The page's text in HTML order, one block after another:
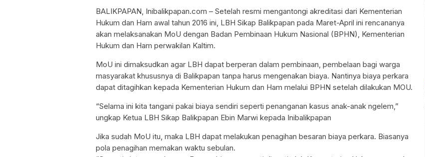
BALIKPAPAN, Inibalikpapan.com – Setelah resmi mengantongi akreditasi dari Kementerian
Hukum dan Ham awal tahun 2016 ini, LBH Sikap Balikpapan pada Maret-April ini rencananya
akan melaksanakan MoU dengan Badan Pembinaan Hukum Nasional (BPHN), Kementerian
Hukum dan Ham perwakilan Kaltim.
MoU ini dimaksudkan agar LBH dapat berperan dalam pembinaan, pembelaan bagi warga
masyarakat khususnya di Balikpapan tanpa harus mengenakan biaya. Nantinya biaya perkara
dapat ditagihkan kepada Kementerian Hukum dan Ham melalui BPHN setelah dilakukan MOU.
“Selama ini kita tangani pakai biaya sendiri seperti penanganan kasus anak-anak ngelem,”
ungkap Ketua LBH Sikap Balikpapan Ebin Marwi kepada Inibalikpapan
Jika sudah MoU itu, maka LBH dapat melakukan penagihan besaran biaya perkara. Biasanya
pola penagihan memakan waktu sebulan.